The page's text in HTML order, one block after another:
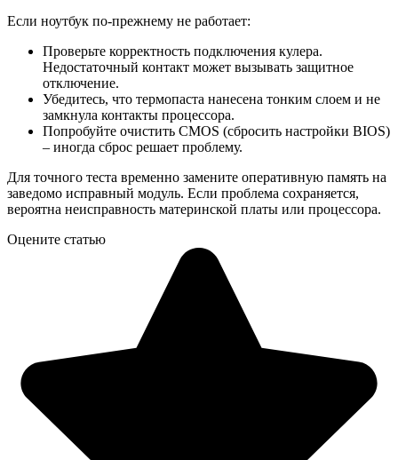
Если ноутбук по-прежнему не работает:
Проверьте корректность подключения кулера.
Недостаточный контакт может вызывать защитное
отключение.
Убедитесь, что термопаста нанесена тонким слоем и не
замкнула контакты процессора.
Попробуйте очистить CMOS (сбросить настройки BIOS)
– иногда сброс решает проблему.
Для точного теста временно замените оперативную память на
заведомо исправный модуль. Если проблема сохраняется,
вероятна неисправность материнской платы или процессора.
Оцените статью